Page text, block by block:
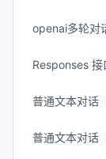
openai多轮对
Responses 接
普通文本对话
普通文本对话